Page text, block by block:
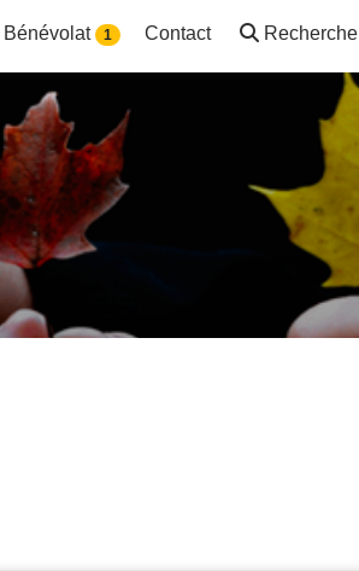
Bénévolat 1 Contact Recherche